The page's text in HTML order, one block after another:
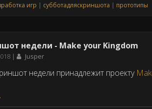
игр субботадляскриншота прототипы
недели - Make your Kingdom
Jusper
недели принадлежит проекту